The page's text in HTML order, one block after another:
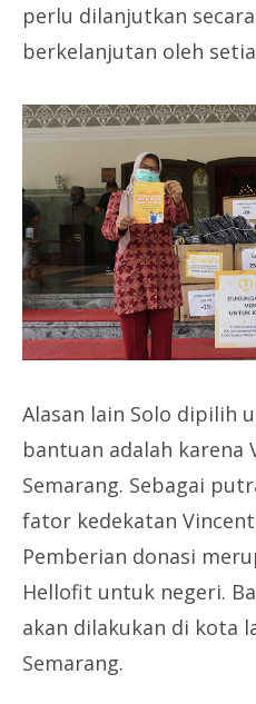
perlu dilanjutkan
berkelanjutan oleh
Alasan lain Solo dipilih
bantuan adalah karena
Semarang. Sebagai
fator kedekatan
Pemberian donasi
Hellofit untuk negeri.
akan dilakukan di kota
Semarang.